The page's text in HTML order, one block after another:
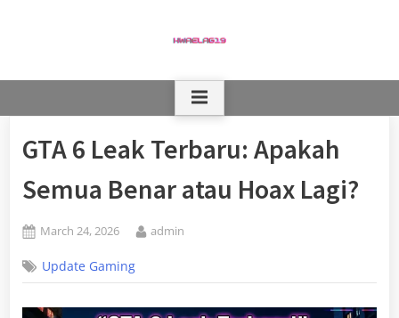
GTA 6 Leak Terbaru: Apakah
Semua Benar atau Hoax Lagi?
Posted
March 24, 2026 By
admin
Update Gaming